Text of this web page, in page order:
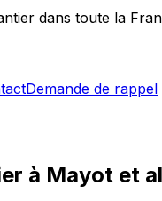
dans toute la
Demande de rappel
à Mayot et